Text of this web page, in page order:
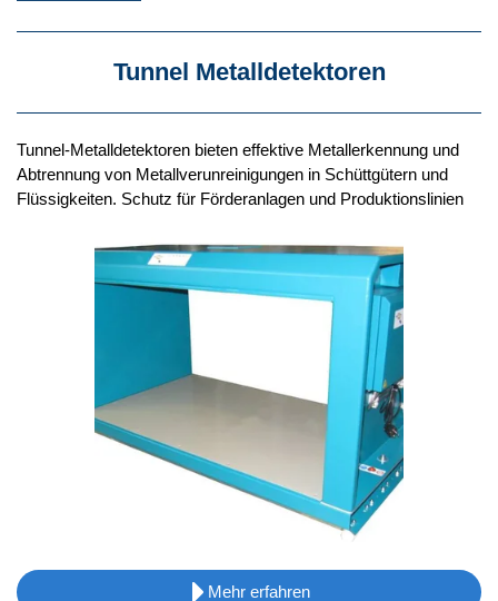
Tunnel Metalldetektoren
Tunnel-Metalldetektoren bieten effektive Metallerkennung und
Abtrennung von Metallverunreinigungen in Schüttgütern und
Flüssigkeiten. Schutz für Förderanlagen und Produktionslinien
Mehr erfahren